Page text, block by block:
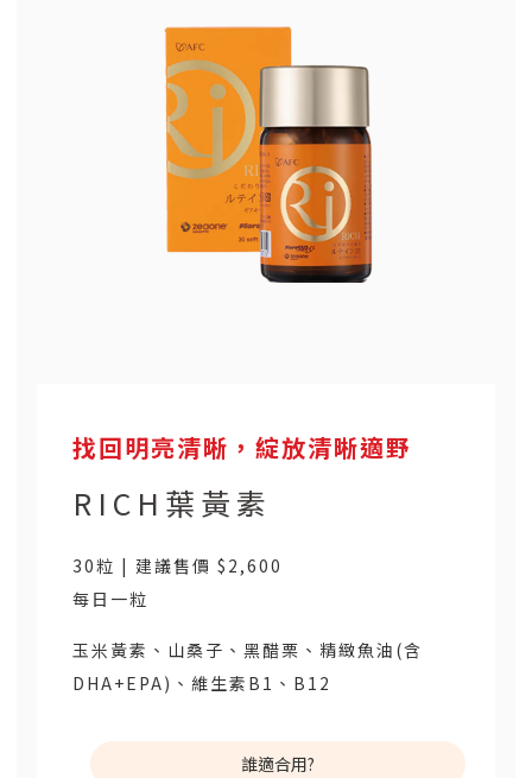
找回明亮清晰，綻放清晰適野
RICH葉黃素
30粒 | 建議售價 $2,600
每日一粒
玉米黃素、山桑子、黑醋栗、精緻魚油(含
DHA+EPA)、維生素B1、B12
誰適合用?